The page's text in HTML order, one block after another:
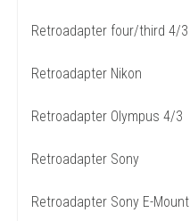
Retroadapter four/third 4/3
Retroadapter Nikon
Retroadapter Olympus 4/3
Retroadapter Sony
Retroadapter Sony E-Mount